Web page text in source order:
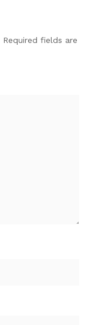
Required fields are